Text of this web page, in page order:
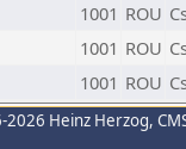
1001 ROU
1001 ROU
1001 ROU
Heinz Herzog,